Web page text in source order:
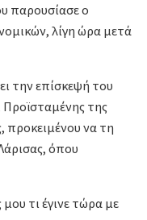
παρουσίασε ο
λίγη ώρα μετά
την επίσκεψή του
της
προκειμένου να τη
όπου
τι έγινε τώρα με